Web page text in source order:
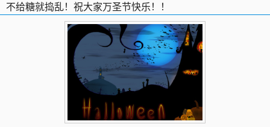
不给糖就捣乱！祝大家万圣节快乐！！